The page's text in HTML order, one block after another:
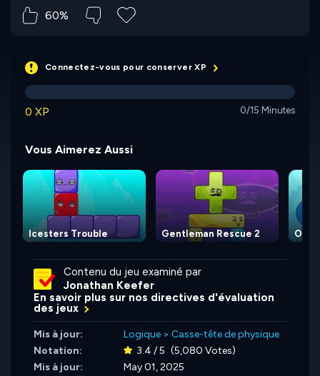
60%
Connectez-vous pour conserver XP
0 XP 0/15 Minutes
Vous Aimerez Aussi
Icesters Trouble Gentleman Rescue 2 Omit
Contenu du jeu examiné par
Jonathan Keefer
En savoir plus sur nos directives d'évaluation
des jeux
Mis à jour: Logique > Casse-tête de physique
Notation:
3.4 / 5 (5,080 Votes)
Mis à jour:
May 01, 2025